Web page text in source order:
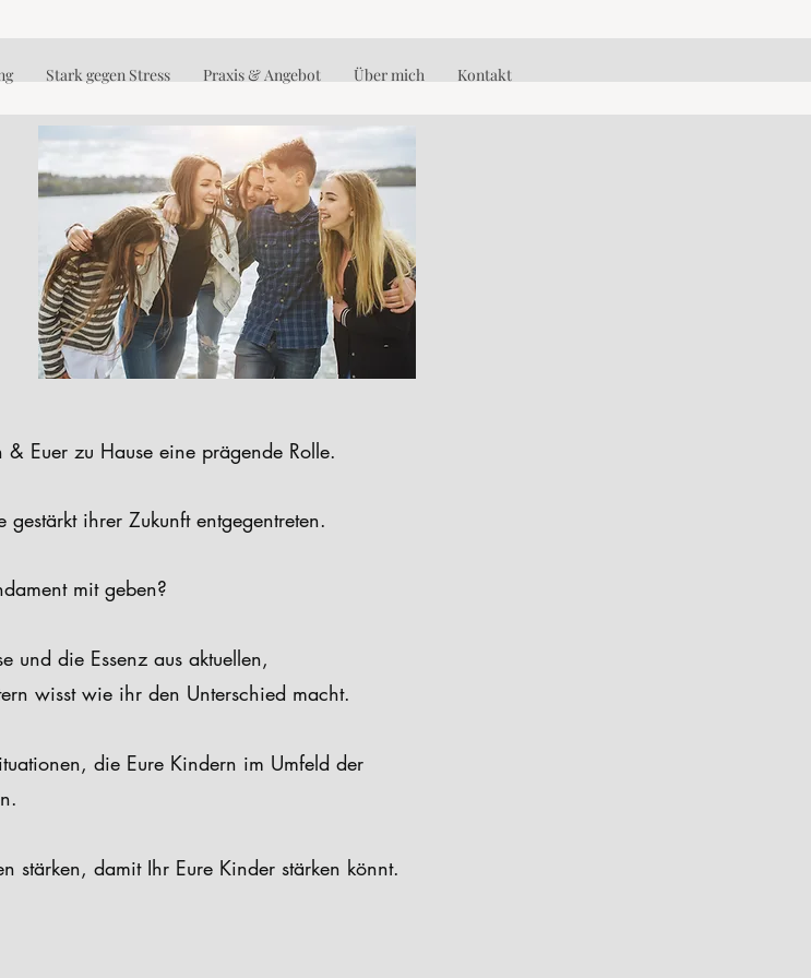
Stark gegen Stress Praxis & Angebot Über mich Kontakt
Euer zu Hause eine prägende Rolle.
ihrer Zukunft entgegentreten.
mit geben?
und die Essenz aus aktuellen,
wisst wie ihr den Unterschied macht.
die Eure Kindern im Umfeld der
stärken, damit Ihr Eure Kinder stärken könnt.